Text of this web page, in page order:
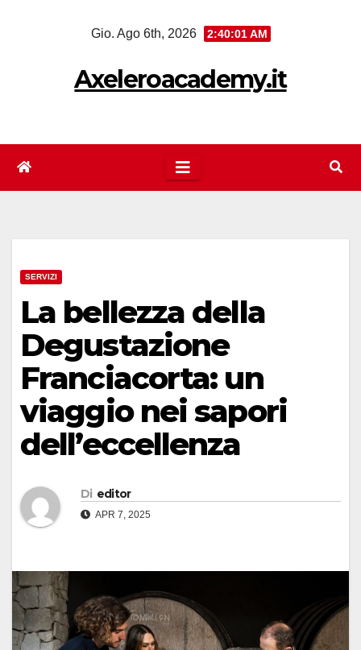
Gio. Ago 6th, 2026 2:40:02 AM
Axeleroacademy.it
SERVIZI
La bellezza della
Degustazione
Franciacorta: un
viaggio nei sapori
dell’eccellenza
Di editor
APR 7, 2025